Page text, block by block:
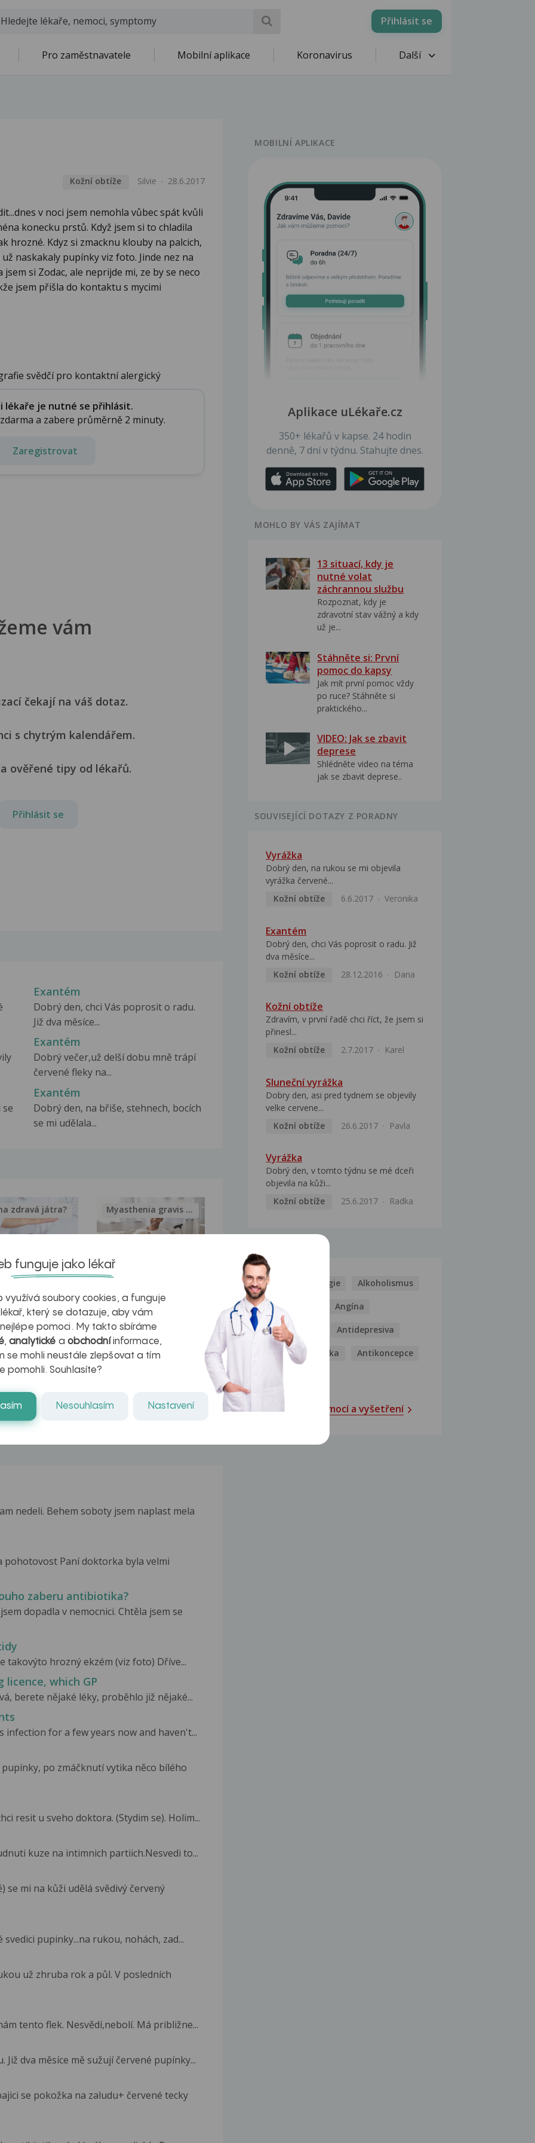
Přihlásit se
Pro zaměstnavatele Mobilní aplikace Koronavirus Další
Kožní obtíže Silvie 28.6.2017
v noci jsem nemohla vůbec spát kvůli
konecku prstů. Když jsem si to chladila
hrozné. Kdyz si zmacknu klouby na palcich,
naskakaly pupínky viz foto. Jinde nez na
si Zodac, ale neprijde mi, ze by se neco
jsem přišla do kontaktu s mycimi
svědčí pro kontaktní alergický
lékaře je nutné se přihlásit.
a zabere průměrně 2 minuty.
Zaregistrovat
vám
čekají na váš dotaz.
s chytrým kalendářem.
ověřené tipy od lékařů.
Přihlásit se
Exantém
Dobrý den, chci Vás poprosit o radu.
Již dva měsíce...
Exantém
Dobrý večer,už delší dobu mně trápí
červené fleky na...
Exantém
Dobrý den, na břiše, stehnech, bocích
se mi udělala...
v datech a
zdravá játra?
Inovativní
léčba
myastenie –
naděje pro ty,
Myasthenia gravis – vše, co...
nedeli. Behem soboty jsem naplast mela
pohotovost Paní doktorka byla velmi
zaberu antibiotika?
dopadla v nemocnici. Chtěla jsem se
takovýto hrozný ekzém (viz foto) Dříve...
which GP
berete nějaké léky, proběhlo již nějaké...
infection for a few years now and haven't...
po zmáčknutí vytika něco bílého
resit u sveho doktora. (Stydim se). Holim...
kuze na intimnich partiich.Nesvedi to...
se mi na kůži udělá svědivý červený
pupinky...na rukou, nohách, zad...
už zhruba rok a půl. V posledních
tento flek. Nesvědí,nebolí. Má približne...
dva měsíce mě sužují červené pupínky...
se pokožka na zaludu+ červené tecky
MOBILNÍ APLIKACE
Aplikace uLékaře.cz
350+ lékařů v kapse. 24 hodin
denně, 7 dní v týdnu. Stahujte dnes.
MOHLO BY VÁS ZAJÍMAT
13 situací, kdy je
nutné volat
záchrannou službu
Rozpoznat, kdy je
zdravotní stav vážný a kdy
už je...
Stáhněte si: První
pomoc do kapsy
Jak mít první pomoc vždy
po ruce? Stáhněte si
praktického...
VIDEO: Jak se zbavit
deprese
Shlédněte video na téma
jak se zbavit deprese..
SOUVISEJÍCÍ DOTAZY Z PORADNY
Vyrážka
Dobrý den, na rukou se mi objevila
vyrážka červené...
Kožní obtíže
6.6.2017 Veronika
Exantém
Dobrý den, chci Vás poprosit o radu. Již
dva měsíce...
Kožní obtíže
28.12.2016 Dana
Kožní obtíže
Zdravím, v první řadě chci říct, že jsem si
přinesl...
Kožní obtíže
2.7.2017 Karel
Sluneční vyrážka
Dobry den, asi pred tydnem se objevily
velke cervene...
Kožní obtíže
26.6.2017 Pavla
Vyrážka
Dobrý den, v tomto týdnu se mé dceři
objevila na kůži...
Kožní obtíže
25.6.2017 Radka
Alergie Alkoholismus
Analgetika Angína
Antibiotika Antidepresiva
Antihistaminika Antikoncepce
Katalog nemocí a vyšetření
funguje jako lékař
využívá soubory cookies, a funguje
který se dotazuje, aby vám
pomoci. My takto sbíráme
,analytické a obchodníinformace,
se mohli neustále zlepšovat a tím
pomohli. Souhlasíte?
Nesouhlasím Nastavení